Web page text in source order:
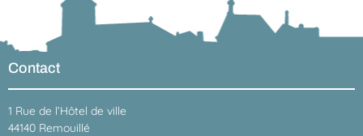
Contact
1 Rue de l’Hôtel de ville
44140 Remouillé